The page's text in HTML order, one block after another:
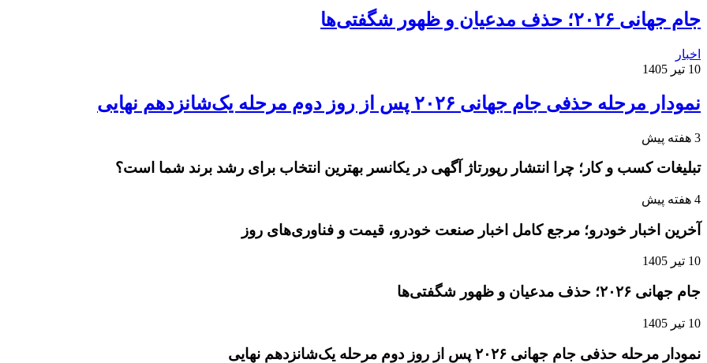
جام جهانی ۲۰۲۶؛ حذف مدعیان و ظهور شگفتی‌ها
اخبار
10 تیر 1405
نمودار مرحله حذفی جام جهانی ۲۰۲۶ پس از روز دوم مرحله یک‌شانزدهم نهایی
3 هفته پیش
تبلیغات کسب و کار؛ چرا انتشار رپورتاژ آگهی در یکانسر بهترین انتخاب برای رشد برند شما است؟
4 هفته پیش
آخرین اخبار خودرو؛ مرجع کامل اخبار صنعت خودرو، قیمت و فناوری‌های روز
10 تیر 1405
جام جهانی ۲۰۲۶؛ حذف مدعیان و ظهور شگفتی‌ها
10 تیر 1405
نمودار مرحله حذفی جام جهانی ۲۰۲۶ پس از روز دوم مرحله یک‌شانزدهم نهایی